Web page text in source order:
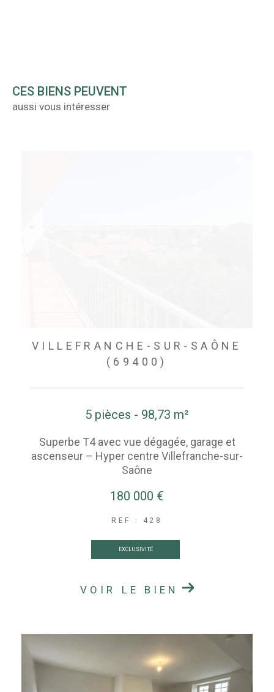
CES BIENS PEUVENT
aussi vous intéresser
VILLEFRANCHE-SUR-SAÔNE
(69400)
5 pièces - 98,73 m²
Superbe T4 avec vue dégagée, garage et
ascenseur – Hyper centre Villefranche-sur-
Saône
180 000 €
REF : 428
EXCLUSIVITÉ
VOIR LE BIEN